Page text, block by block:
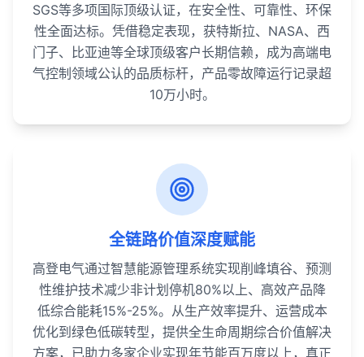
SGS等多项国际顶级认证，在安全性、可靠性、环保
性全面达标。凭借稳定表现，获特斯拉、NASA、西
门子、比亚迪等全球顶级客户长期信赖，成为高端电
气控制领域公认的品质标杆，产品零故障运行记录超
10万小时。
全链路价值深度赋能
高登电气通过智慧能源管理系统实现削峰填谷、预测
性维护技术减少非计划停机80%以上、高效产品降
低综合能耗15%-25%。从生产效率提升、运营成本
优化到绿色低碳转型，提供全生命周期综合价值解决
方案，已助力多家企业实现年节能百万度以上，真正